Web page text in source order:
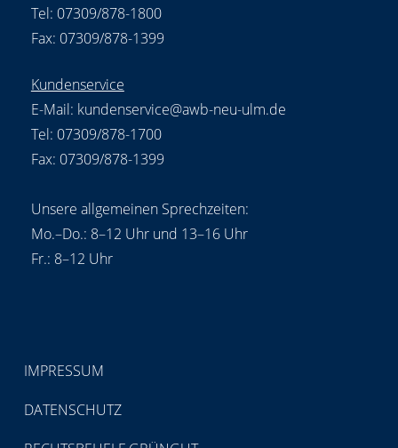
Tel: 07309/878-1800
Fax: 07309/878-1399
Kundenservice
E-Mail: kundenservice@awb-neu-ulm.de
Tel: 07309/878-1700
Fax: 07309/878-1399
Unsere allgemeinen Sprechzeiten:
Mo.–Do.: 8–12 Uhr und 13–16 Uhr
Fr.: 8–12 Uhr
IMPRESSUM
DATENSCHUTZ